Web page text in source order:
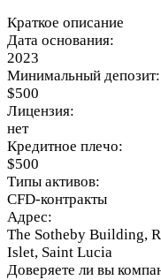
Краткое описание
Дата основания:
2023
Минимальный депозит:
$500
Лицензия:
нет
Кредитное плечо:
$500
Типы активов:
CFD-контракты
Адрес:
The Sotheby Building,
Islet, Saint Lucia
Доверяете ли вы